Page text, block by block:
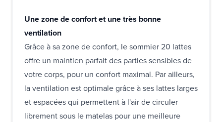
Une zone de confort et une très bonne
ventilation
Grâce à sa zone de confort, le sommier 20 lattes
offre un maintien parfait des parties sensibles de
votre corps, pour un confort maximal. Par ailleurs,
la ventilation est optimale grâce à ses lattes larges
et espacées qui permettent à l'air de circuler
librement sous le matelas pour une meilleure